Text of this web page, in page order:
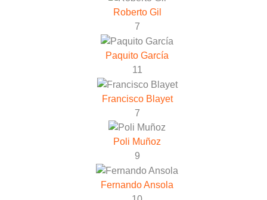
Roberto Gil
7
Paquito García
11
Francisco Blayet
7
Poli Muñoz
9
Fernando Ansola